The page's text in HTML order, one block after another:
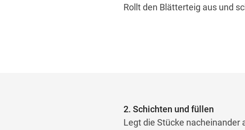
Rollt den Blätterteig aus und
2. Schichten und füllen
Legt die Stücke